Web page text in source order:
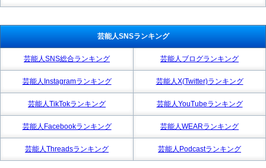
芸能人SNSランキング
芸能人SNS総合ランキング 芸能人ブログランキング
芸能人Instagramランキング 芸能人X(Twitter)ランキング
芸能人TikTokランキング 芸能人YouTubeランキング
芸能人Facebookランキング 芸能人WEARランキング
芸能人Threadsランキング 芸能人Podcastランキング